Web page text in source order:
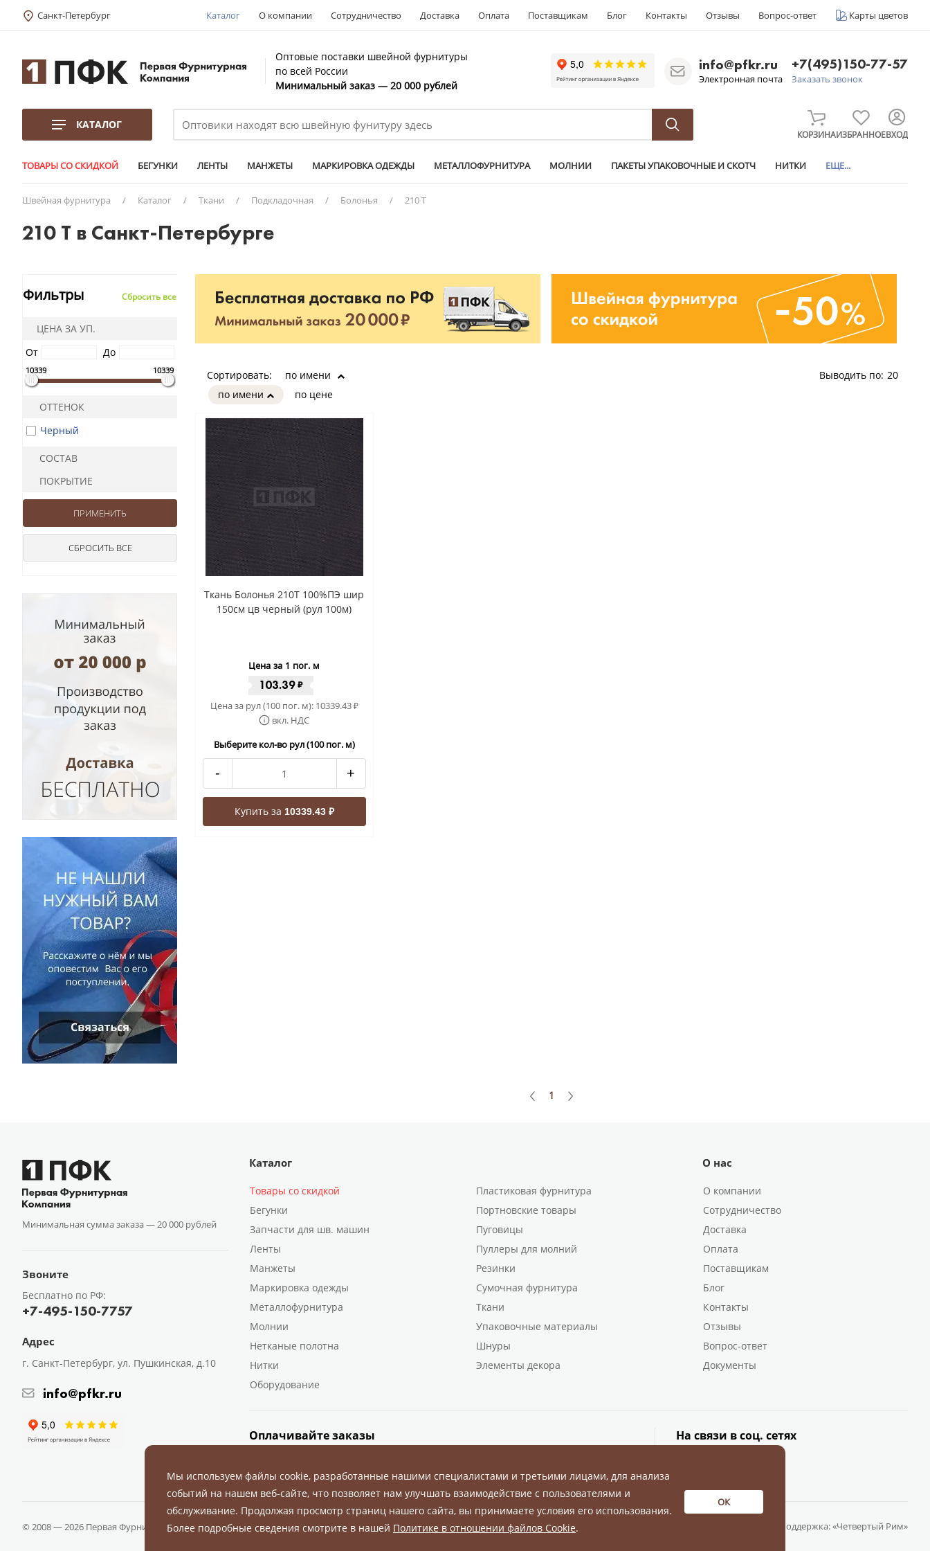
Санкт-Петербург Каталог О компании Сотрудничество Доставка Оплата Поставщикам Блог Контакты Отзывы Вопрос-ответ Карты цветов
Оптовые поставки швейной фурнитуры
по всей России
Минимальный заказ — 20 000 рублей
info@pfkr.ru
Электронная почта
+7(495)150-77-57
Заказать звонок
КАТАЛОГ
КОРЗИНАИЗБРАННОЕВХОД
ТОВАРЫ СО СКИДКОЙ БЕГУНКИ ЛЕНТЫ МАНЖЕТЫ МАРКИРОВКА ОДЕЖДЫ МЕТАЛЛОФУРНИТУРА МОЛНИИ ПАКЕТЫ УПАКОВОЧНЫЕ И СКОТЧ НИТКИ ЕЩЕ...
Швейная фурнитура / Каталог / Ткани / Подкладочная / Болонья / 210 T
210 T в Санкт-Петербурге
Фильтры Сбросить все
ЦЕНА ЗА УП.
От
До
10339 10339
ОТТЕНОК
Черный
СОСТАВ
ПОКРЫТИЕ
Сортировать:
по имени
по цене
по имени Выводить по: 20
Ткань Болонья 210Т 100%ПЭ шир
150см цв черный (рул 100м)
Цена за 1 пог. м
103.39₽
Цена за рул (100 пог. м): 10339.43₽
вкл. НДС
Выберите кол-во рул (100 пог. м)
- +
Купить за 10339.43 ₽
1
Минимальная сумма заказа —20 000 рублей
Звоните
Бесплатно по РФ:
+7-495-150-7757
Адрес
г. Санкт-Петербург, ул. Пушкинская, д.10
info@pfkr.ru
Каталог
Товары со скидкой
Бегунки
Запчасти для шв. машин
Ленты
Манжеты
Маркировка одежды
Металлофурнитура
Молнии
Нетканые полотна
Нитки
Оборудование
Пластиковая фурнитура
Портновские товары
Пуговицы
Пуллеры для молний
Резинки
Сумочная фурнитура
Ткани
Упаковочные материалы
Шнуры
Элементы декора
О нас
О компании
Сотрудничество
Доставка
Оплата
Поставщикам
Блог
Контакты
Отзывы
Вопрос-ответ
Документы
Оплачивайте заказы На связи в соц. сетях
© 2008 — 2026 Первая Фурнитурная Компания.Все права защищены. Разработка и поддержка:«Четвертый Рим»
Мы используем файлы cookie, разработанные нашими специалистами и третьими лицами, для анализа
событий на нашем веб-сайте, что позволяет нам улучшать взаимодействие с пользователями и
обслуживание. Продолжая просмотр страниц нашего сайта, вы принимаете условия его использования.
Более подробные сведения смотрите в нашей Политике в отношении файлов Cookie.
ОК